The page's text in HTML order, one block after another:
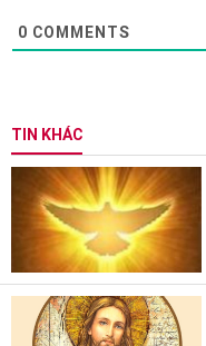
0 COMMENTS
TIN KHÁC